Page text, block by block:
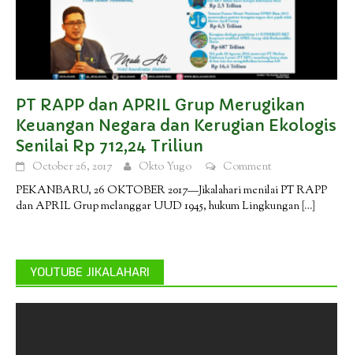
PT RAPP dan APRIL Grup Merugikan
Keuangan Negara dan Kerugian Ekologis
Senilai Rp 712,24 Triliun
October 26, 2017 Okto Yugo
Comment
PEKANBARU, 26 OKTOBER 2017—Jikalahari menilai PT RAPP
dan APRIL Grup melanggar UUD 1945, hukum Lingkungan […]
YOUTUBE JIKALAHARI